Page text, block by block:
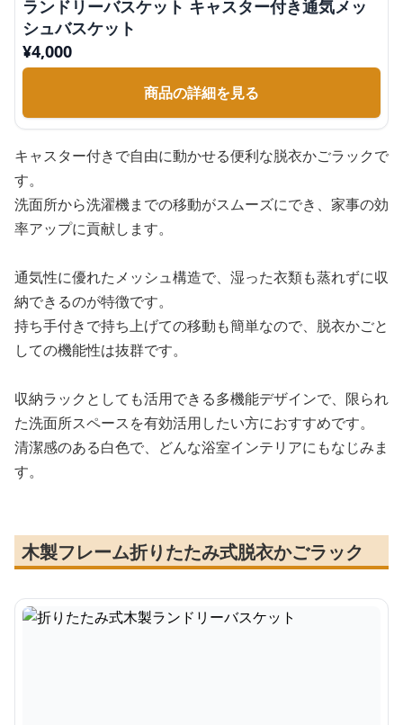
ランドリーバスケット キャスター付き通気メッ
シュバスケット
¥4,000
商品の詳細を見る
キャスター付きで自由に動かせる便利な脱衣かごラックで
す。
洗面所から洗濯機までの移動がスムーズにでき、家事の効
率アップに貢献します。
通気性に優れたメッシュ構造で、湿った衣類も蒸れずに収
納できるのが特徴です。
持ち手付きで持ち上げての移動も簡単なので、脱衣かごと
しての機能性は抜群です。
収納ラックとしても活用できる多機能デザインで、限られ
た洗面所スペースを有効活用したい方におすすめです。
清潔感のある白色で、どんな浴室インテリアにもなじみま
す。
木製フレーム折りたたみ式脱衣かごラック